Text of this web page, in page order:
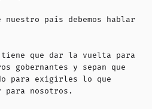
nuestro país debemos hablar
tiene que dar la vuelta para
gobernantes y sepan que
para exigirles lo que
para nosotros.